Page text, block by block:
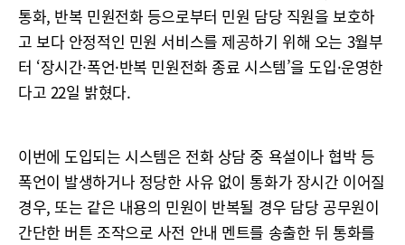
통화, 반복 민원전화 등으로부터 민원 담당 직원을 보호하
고 보다 안정적인 민원 서비스를 제공하기 위해 오는 3월부
터 ‘장시간·폭언·반복 민원전화 종료 시스템’을 도입·운영한
다고 22일 밝혔다.
이번에 도입되는 시스템은 전화 상담 중 욕설이나 협박 등
폭언이 발생하거나 정당한 사유 없이 통화가 장시간 이어질
경우, 또는 같은 내용의 민원이 반복될 경우 담당 공무원이
간단한 버튼 조작으로 사전 안내 멘트를 송출한 뒤 통화를